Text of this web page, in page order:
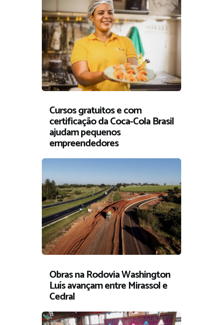
Cursos gratuitos e com
certificação da Coca-Cola Brasil
ajudam pequenos
empreendedores
Obras na Rodovia Washington
Luís avançam entre Mirassol e
Cedral